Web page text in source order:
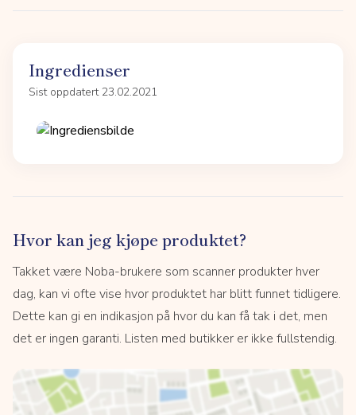
Ingredienser
Sist oppdatert 23.02.2021
Hvor kan jeg kjøpe produktet?
Takket være Noba-brukere som scanner produkter hver
dag, kan vi ofte vise hvor produktet har blitt funnet tidligere.
Dette kan gi en indikasjon på hvor du kan få tak i det, men
det er ingen garanti. Listen med butikker er ikke fullstendig.